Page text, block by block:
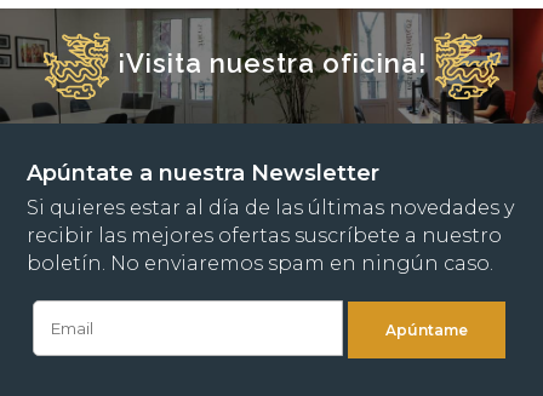
¡Visita nuestra oficina!
Apúntate a nuestra Newsletter
Si quieres estar al día de las últimas novedades y
recibir las mejores ofertas suscríbete a nuestro
boletín. No enviaremos spam en ningún caso.